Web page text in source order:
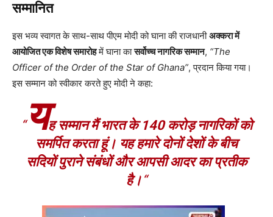
सम्मानित
इस भव्य स्वागत के साथ-साथ पीएम मोदी को घाना की राजधानीअक्करा में
आयोजित एक विशेष समारोहमें घाना कासर्वोच्च नागरिक सम्मान, “The
Officer of the Order of the Star of Ghana”, प्रदान किया गया।
इस सम्मान को स्वीकार करते हुए मोदी ने कहा:
“यह सम्मान मैं भारत के 140 करोड़ नागरिकों को
समर्पित करता हूं। यह हमारे दोनों देशों के बीच
सदियों पुराने संबंधों और आपसी आदर का प्रतीक
है। “